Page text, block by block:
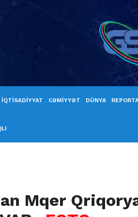
İQTİSADİYYAT CƏMİYYƏT DÜNYA
Mqer